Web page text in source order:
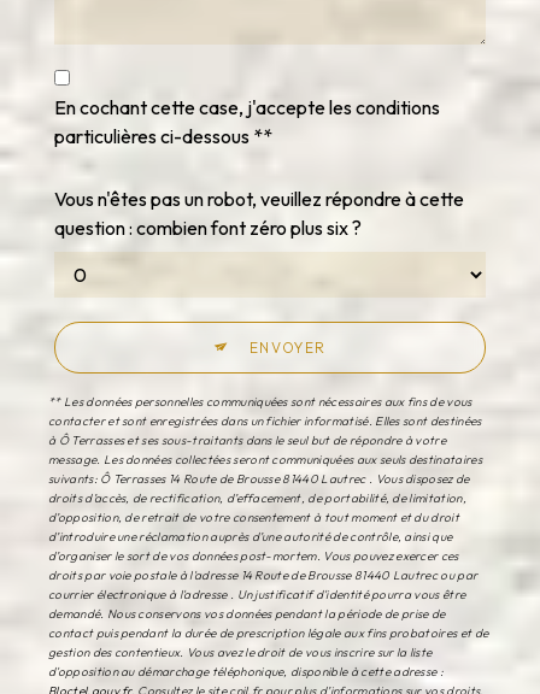
En cochant cette case, j'accepte les conditions
particulières ci-dessous **
Vous n'êtes pas un robot, veuillez répondre à cette
question : combien font zéro plus six ?
ENVOYER
** Les données personnelles communiquées sont nécessaires aux fins de vous
contacter et sont enregistrées dans un fichier informatisé. Elles sont destinées
à Ô Terrasses et ses sous-traitants dans le seul but de répondre à votre
message. Les données collectées seront communiquées aux seuls destinataires
suivants: Ô Terrasses 14 Route de Brousse 81440 Lautrec . Vous disposez de
droits d’accès, de rectification, d’effacement, de portabilité, de limitation,
d’opposition, de retrait de votre consentement à tout moment et du droit
d’introduire une réclamation auprès d’une autorité de contrôle, ainsi que
d’organiser le sort de vos données post-mortem. Vous pouvez exercer ces
droits par voie postale à l'adresse 14 Route de Brousse 81440 Lautrec ou par
courrier électronique à l'adresse . Un justificatif d'identité pourra vous être
demandé. Nous conservons vos données pendant la période de prise de
contact puis pendant la durée de prescription légale aux fins probatoires et de
gestion des contentieux. Vous avez le droit de vous inscrire sur la liste
d'opposition au démarchage téléphonique, disponible à cette adresse :